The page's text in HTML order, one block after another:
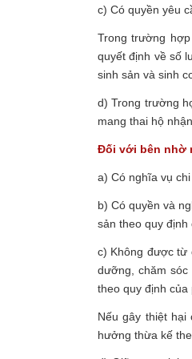
c) Có quyền yêu
Trong trường
quyết định về số
sinh sản và sinh
d) Trong trường
mang thai hộ
Đối với bên nhờ
a) Có nghĩa vụ
b) Có quyền và
sản theo quy định
c) Không được từ
dưỡng, chăm
theo quy định của
Nếu gây thiệt
hưởng thừa kế